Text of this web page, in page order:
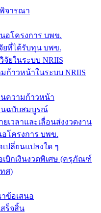
จารณา
อโครงการ บพข.
ยที่ได้รับทุน บพข.
จัยในระบบ NRIIS
ก้าวหน้าในระบบ NRIIS
ความก้าวหน้า
นฉบับสมบูรณ์
เวลาและเลื่อนส่งงวดงาน
โครงการ บพข.
ปลี่ยนแปลงใด ๆ
บิกเงินงวดพิเศษ (ครุภัณฑ์
ศ)
ข้อเสนอ
สร็จสิ้น